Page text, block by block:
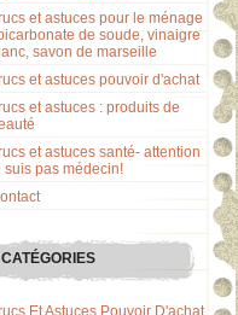
et astuces pour le ménage
de soude, vinaigre
savon de marseille
et astuces pouvoir d'achat
et astuces : produits de
et astuces santé- attention
suis pas médecin!
CATÉGORIES
Et Astuces Pouvoir D'achat